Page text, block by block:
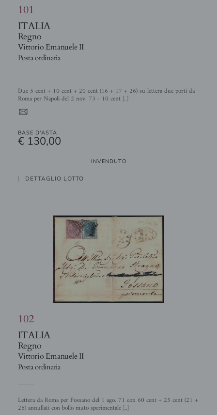
101
ITALIA
Regno
Vittorio Emanuele II
Posta ordinaria
Due 5 cent + 10 cent + 20 cent (16 + 17 + 26) su lettera due porti da
Roma per Napoli del 2 nov. 73 - 10 cent [..]
4
BASE D'ASTA
€ 130,00
INVENDUTO
DETTAGLIO LOTTO
102
ITALIA
Regno
Vittorio Emanuele II
Posta ordinaria
Lettera da Roma per Fossano del 1 ago. 71 con 60 cent + 25 cent (21 +
26) annullati con bollo muto sperimentale [..]